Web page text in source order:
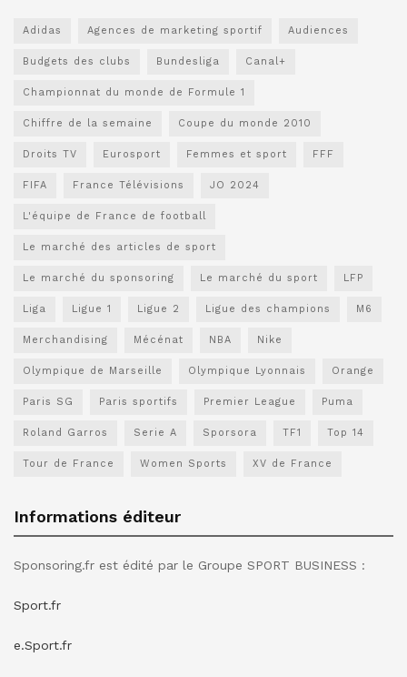
Adidas Agences de marketing sportif Audiences
Budgets des clubs Bundesliga Canal+
Championnat du monde de Formule 1
Chiffre de la semaine Coupe du monde 2010
Droits TV Eurosport Femmes et sport FFF
FIFA France Télévisions JO 2024
L'équipe de France de football
Le marché des articles de sport
Le marché du sponsoring Le marché du sport LFP
Liga Ligue 1 Ligue 2 Ligue des champions M6
Merchandising Mécénat NBA Nike
Olympique de Marseille Olympique Lyonnais Orange
Paris SG Paris sportifs Premier League Puma
Roland Garros Serie A Sporsora TF1 Top 14
Tour de France Women Sports XV de France
Informations éditeur
Sponsoring.fr est édité par le Groupe SPORT BUSINESS :
Sport.fr
e.Sport.fr